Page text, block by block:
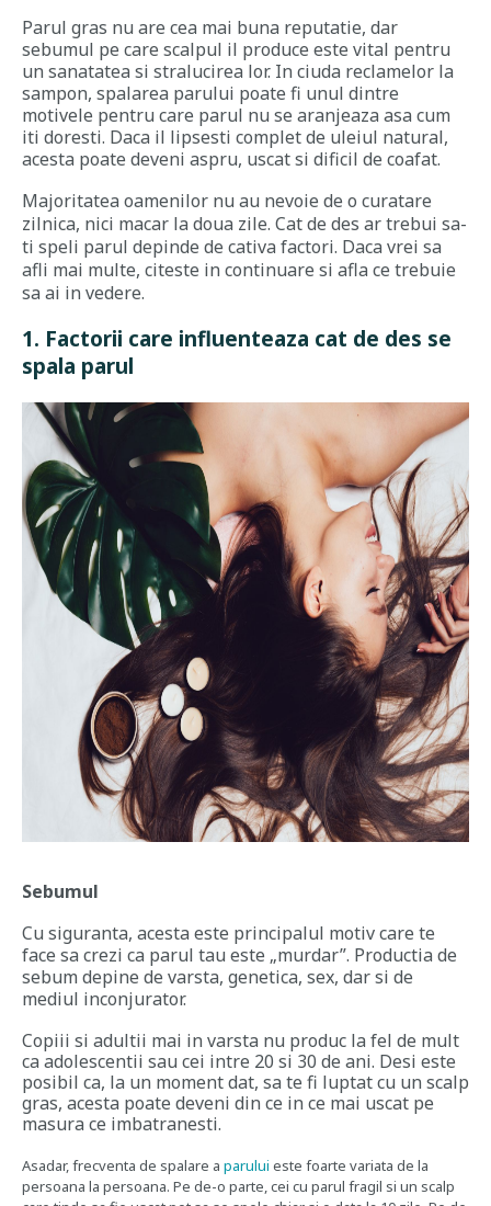
Parul gras nu are cea mai buna reputatie, dar
sebumul pe care scalpul il produce este vital pentru
un sanatatea si stralucirea lor. In ciuda reclamelor la
sampon, spalarea parului poate fi unul dintre
motivele pentru care parul nu se aranjeaza asa cum
iti doresti. Daca il lipsesti complet de uleiul natural,
acesta poate deveni aspru, uscat si dificil de coafat.
Majoritatea oamenilor nu au nevoie de o curatare
zilnica, nici macar la doua zile. Cat de des ar trebui sa-
ti speli parul depinde de cativa factori. Daca vrei sa
afli mai multe, citeste in continuare si afla ce trebuie
sa ai in vedere.
1. Factorii care influenteaza cat de des se
spala parul
Sebumul
Cu siguranta, acesta este principalul motiv care te
face sa crezi ca parul tau este „murdar”. Productia de
sebum depine de varsta, genetica, sex, dar si de
mediul inconjurator.
Copiii si adultii mai in varsta nu produc la fel de mult
ca adolescentii sau cei intre 20 si 30 de ani. Desi este
posibil ca, la un moment dat, sa te fi luptat cu un scalp
gras, acesta poate deveni din ce in ce mai uscat pe
masura ce imbatranesti.
Asadar, frecventa de spalare a parului este foarte variata de la
persoana la persoana. Pe de-o parte, cei cu parul fragil si un scalp